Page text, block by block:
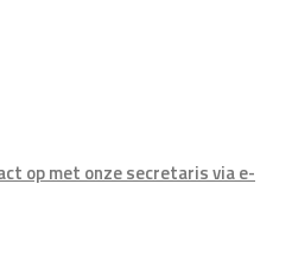
op met onze secretaris via e-